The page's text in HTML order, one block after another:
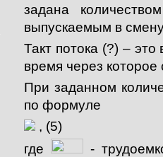
задана
выпускаемым в
Такт потока (?) –
время через которое
При заданном
по формуле
, (5)
где
-